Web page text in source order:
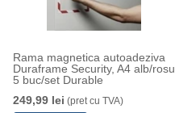
Rama magnetica autoadeziva
Duraframe Security, A4 alb/rosu
5 buc/set Durable
249,99 lei (pret cu TVA)